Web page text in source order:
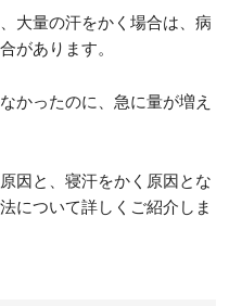
大量の汗をかく場合は、病
があります。
かったのに、急に量が増え
因と、寝汗をかく原因とな
について詳しくご紹介しま